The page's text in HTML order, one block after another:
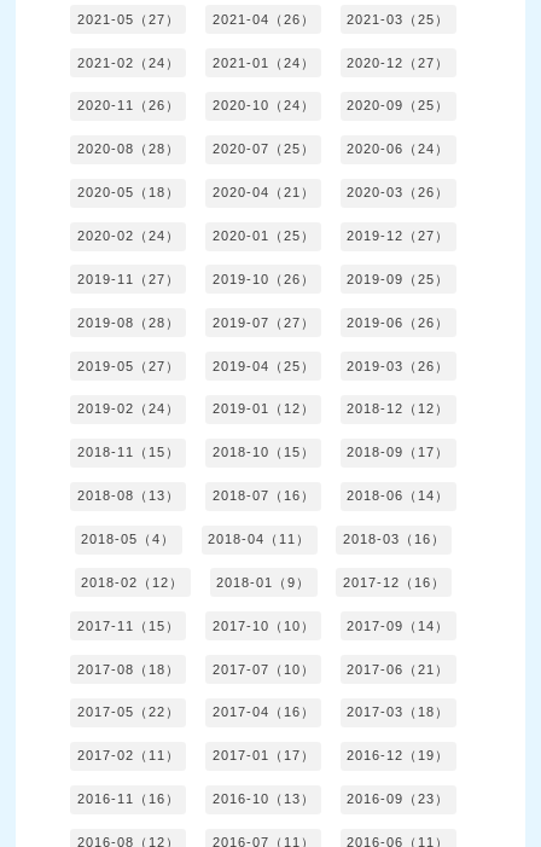
2021-05（27） 2021-04（26） 2021-03（25）
2021-02（24） 2021-01（24） 2020-12（27）
2020-11（26） 2020-10（24） 2020-09（25）
2020-08（28） 2020-07（25） 2020-06（24）
2020-05（18） 2020-04（21） 2020-03（26）
2020-02（24） 2020-01（25） 2019-12（27）
2019-11（27） 2019-10（26） 2019-09（25）
2019-08（28） 2019-07（27） 2019-06（26）
2019-05（27） 2019-04（25） 2019-03（26）
2019-02（24） 2019-01（12） 2018-12（12）
2018-11（15） 2018-10（15） 2018-09（17）
2018-08（13） 2018-07（16） 2018-06（14）
2018-05（4） 2018-04（11） 2018-03（16）
2018-02（12） 2018-01（9） 2017-12（16）
2017-11（15） 2017-10（10） 2017-09（14）
2017-08（18） 2017-07（10） 2017-06（21）
2017-05（22） 2017-04（16） 2017-03（18）
2017-02（11） 2017-01（17） 2016-12（19）
2016-11（16） 2016-10（13） 2016-09（23）
2016-08（12） 2016-07（11） 2016-06（11）